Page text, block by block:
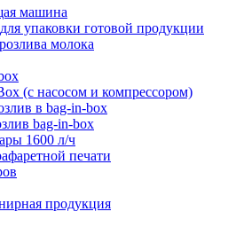
машина
упаковки готовой продукции
молока
(с насосом и компрессором)
в bag-in-box
bag-in-box
1600 л/ч
печати
продукция